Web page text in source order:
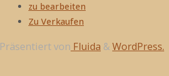
zu bearbeiten
Zu Verkaufen
Präsentiert von Fluida &WordPress.